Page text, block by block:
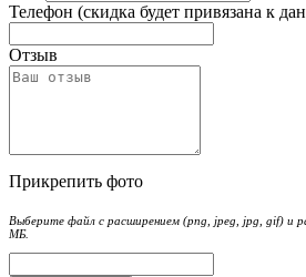
Телефон (скидка будет привязана к
Отзыв
Прикрепить фото
Выберите файл с расширением (png, jpeg, jpg, gif) и
МБ.